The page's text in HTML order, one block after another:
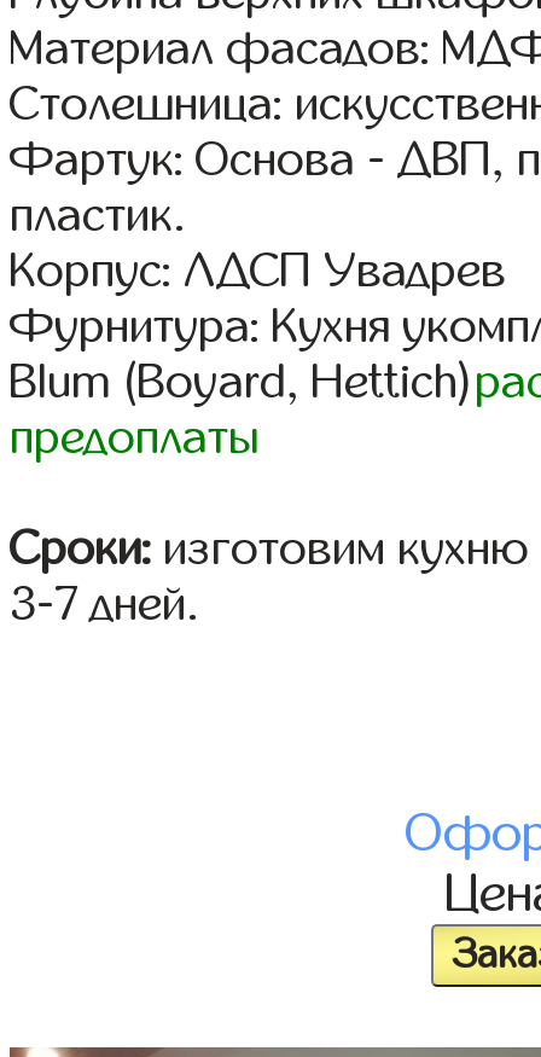
Материал фасадов:
Столешница:
Фартук: Основа - ДВП,
пластик.
Корпус: ЛДСП Увадрев
Фурнитура: Кухня
Blum (Boyard, Hettich)
предоплаты
Сроки: изготовим
3-7 дней.